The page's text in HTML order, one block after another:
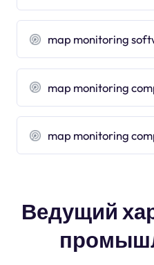
map monitoring
map monitoring
map monitoring
Ведущий